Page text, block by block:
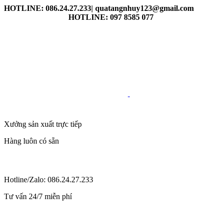
HOTLINE: 086.24.27.233| quatangnhuy123@gmail.com
HOTLINE: 097 8585 077
Xưởng sản xuất trực tiếp
Hàng luôn có sẵn
Hotline/Zalo: 086.24.27.233
Tư vấn 24/7 miễn phí